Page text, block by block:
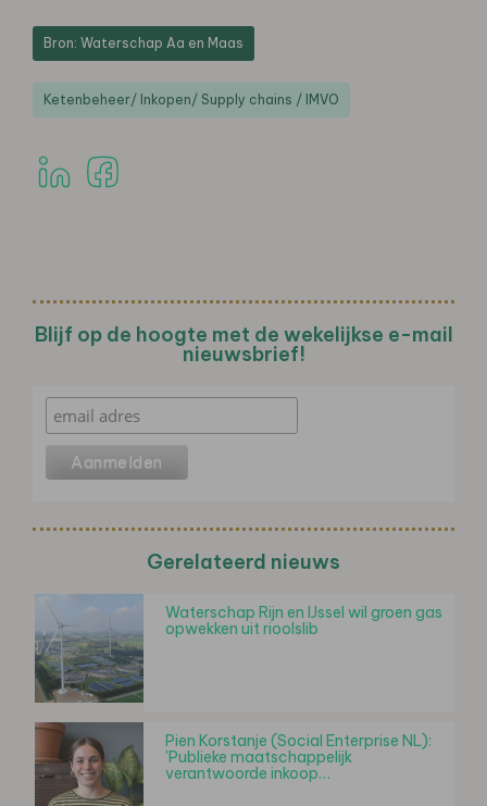
Bron: Waterschap Aa en Maas
Ketenbeheer/ Inkopen/ Supply chains / IMVO
Blijf op de hoogte met de wekelijkse e-mail
nieuwsbrief!
Gerelateerd nieuws
Waterschap Rijn en IJssel wil groen gas
opwekken uit rioolslib
Pien Korstanje (Social Enterprise NL):
'Publieke maatschappelijk
verantwoorde inkoop…